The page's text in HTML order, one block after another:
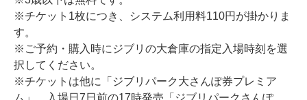
※チケット1枚につき、システム利用料110円が掛かりま
す。
※ご予約・購入時にジブリの大倉庫の指定入場時刻を選
択してください。
※チケットは他に「ジブリパーク大さんぽ券プレミア
ム」、入場日7日前の17時発売「ジブリパークさんぽ